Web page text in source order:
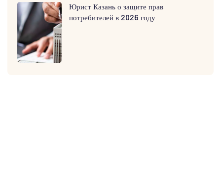
Юрист Казань о защите прав
потребителей в 2026 году